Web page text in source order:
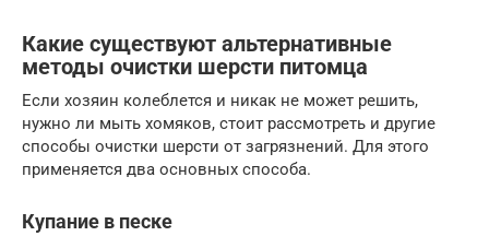
Какие существуют альтернативные
методы очистки шерсти питомца
Если хозяин колеблется и никак не может решить,
нужно ли мыть хомяков, стоит рассмотреть и другие
способы очистки шерсти от загрязнений. Для этого
применяется два основных способа.
Купание в песке